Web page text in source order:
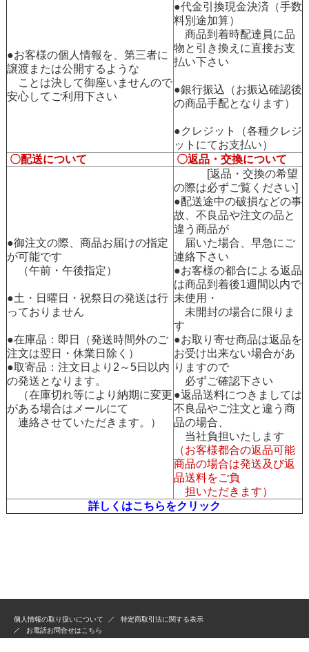
●お客様の個人情報を、第三者に
譲渡または公開するような
ことは決して御座いませんので
安心してご利用下さい
●代金引換現金決済（手数
料別途加算）
商品到着時配達員に品
物と引き換えに直接お支
払い下さい
●銀行振込（お振込確認後
の商品手配となります）
●クレジット（各種クレジ
ットにてお支払い）
〇配送について
〇返品・交換について
●御注文の際、商品お届けの指定
が可能です
（午前・午後指定）
●土・日曜日・祝祭日の発送は行
っておりません
●在庫品：即日（発送時間外のご
注文は翌日・休業日除く）
●取寄品：注文日より2～5日以内
の発送となります。
（在庫切れ等により納期に変更
がある場合はメールにて
連絡させていただきます。）
[返品・交換の希望
の際は必ずご覧ください]
●配送途中の破損などの事
故、不良品や注文の品と
違う商品が
届いた場合、早急にご
連絡下さい
●お客様の都合による返品
は商品到着後1週間以内で
未使用・
未開封の場合に限りま
す
●お取り寄せ商品は返品を
お受け出来ない場合があ
りますので
必ずご確認下さい
●返品送料につきましては
不良品やご注文と違う商
品の場合、
当社負担いたします
（お客様都合の返品可能
商品の場合は発送及び返
品送料をご負
担いただきます）
詳しくはこちらをクリック
個人情報の取り扱いについて
特定商取引法に関する表示
お電話お問合せはこちら